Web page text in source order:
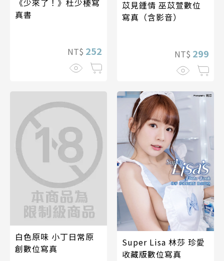
真書
NT$ 252
苡見鍾情 巫苡萱數位
寫真（含影音）
NT$ 299
白色原味 小丁日常原
創數位寫真
Super Lisa 林莎 珍愛
收藏版數位寫真